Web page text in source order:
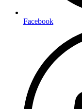
Facebook